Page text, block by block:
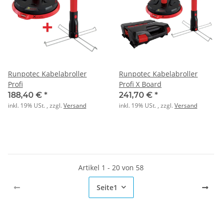
Runpotec Kabelabroller
Profi
188,40 € *
inkl. 19% USt. , zzgl.Versand
Runpotec Kabelabroller
Profi X Board
241,70 € *
inkl. 19% USt. , zzgl.Versand
Artikel 1 - 20 von 58
Seite1